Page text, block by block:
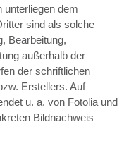
unterliegen dem
sind als solche
Bearbeitung,
außerhalb der
der schriftlichen
Erstellers. Auf
u. a. von Fotolia und
Bildnachweis